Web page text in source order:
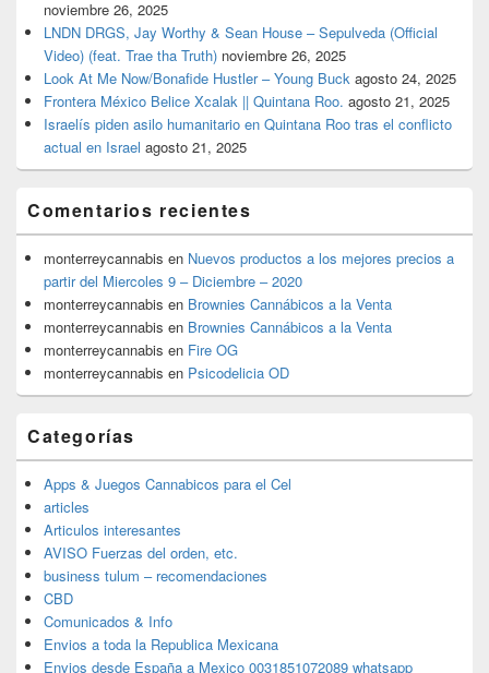
noviembre 26, 2025
LNDN DRGS, Jay Worthy & Sean House – Sepulveda (Official
Video) (feat. Trae tha Truth) noviembre 26, 2025
Look At Me Now/Bonafide Hustler – Young Buck agosto 24, 2025
Frontera México Belice Xcalak || Quintana Roo. agosto 21, 2025
Israelís piden asilo humanitario en Quintana Roo tras el conflicto
actual en Israel agosto 21, 2025
Comentarios recientes
monterreycannabis en Nuevos productos a los mejores precios a
partir del Miercoles 9 – Diciembre – 2020
monterreycannabis en Brownies Cannábicos a la Venta
monterreycannabis en Brownies Cannábicos a la Venta
monterreycannabis en Fire OG
monterreycannabis en Psicodelicia OD
Categorías
Apps & Juegos Cannabicos para el Cel
articles
Articulos interesantes
AVISO Fuerzas del orden, etc.
business tulum – recomendaciones
CBD
Comunicados & Info
Envios a toda la Republica Mexicana
Envios desde España a Mexico 0031851072089 whatsapp